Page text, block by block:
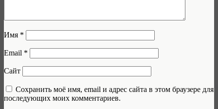
Имя *
Email *
Сайт
Сохранить моё имя, email и адрес сайта в этом браузере для
последующих моих комментариев.